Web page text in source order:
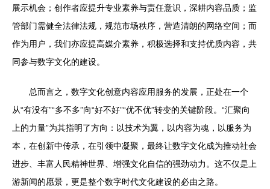
展示机会；创作者应提升专业素养与责任意识，深耕内容品质；监
管部门需健全法律法规，规范市场秩序，营造清朗的网络空间；而
作为用户，我们亦应提高媒介素养，积极选择和支持优质内容，共
同参与数字文化的建设。
总而言之，数字文化创意内容应用服务的发展，正处在一个
从“有没有”“多不多”向“好不好”“优不优”转变的关键阶段。“汇聚向
上的力量”为其指明了方向：以技术为翼，以内容为魂，以服务为
本，在创新中传承，在引领中凝聚，最终让数字文化成为推动社会
进步、丰富人民精神世界、增强文化自信的强劲动力。这不仅是上
游新闻的愿景，更是整个数字时代文化建设的必由之路。